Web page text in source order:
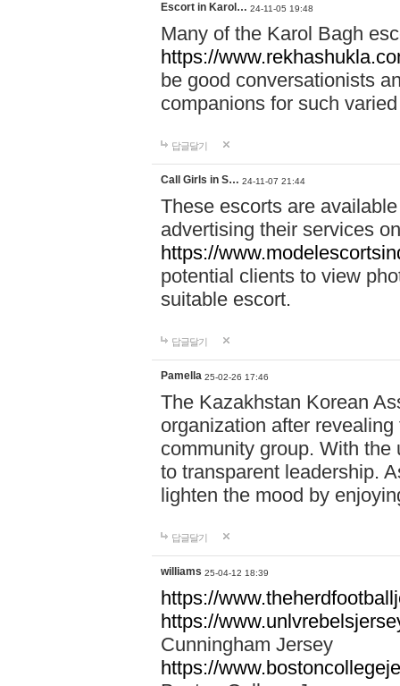
Escort in Karol… 24-11-05 19:48
Many of the Karol Bagh
https://
be good conversationists
companions for such
답글달기
Call Girls in S… 24-11-07 21:44
These escorts are
advertising their services
https://
potential clients to view
suitable escort.
답글달기
Pamella 25-02-26 17:46
The Kazakhstan Korean
organization after
community group. With
to transparent leadership.
lighten the mood by
답글달기
williams 25-04-12 18:39
https://
https://
Cunningham Jersey
https://